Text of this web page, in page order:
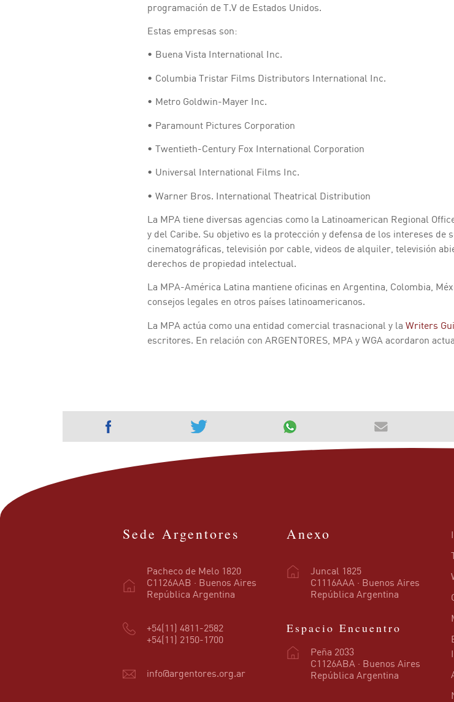
programación de T.V de Estados Unidos.
Estas empresas son:
• Buena Vista International Inc.
• Columbia Tristar Films Distributors International Inc.
• Metro Goldwin-Mayer Inc.
• Paramount Pictures Corporation
• Twentieth-Century Fox International Corporation
• Universal International Films Inc.
• Warner Bros. International Theatrical Distribution
La MPA tiene diversas agencias como la Latinoamerican Regional
y del Caribe. Su objetivo es la protección y defensa de los intereses
cinematográficas, televisión por cable, videos de alquiler, televisión
derechos de propiedad intelectual.
La MPA-América Latina mantiene oficinas en Argentina, Colombia,
consejos legales en otros países latinoamericanos.
La MPA actúa como una entidad comercial trasnacional y la Writers
escritores. En relación con ARGENTORES, MPA y WGA acordaron
Sede Argentores
Pacheco de Melo 1820
C1126AAB · Buenos Aires
República Argentina
+54(11) 4811-2582
+54(11) 2150-1700
info@argentores.org.ar
Anexo
Juncal 1825
C1116AAA · Buenos Aires
República Argentina
Espacio Encuentro
Peña 2033
C1126ABA · Buenos Aires
República Argentina